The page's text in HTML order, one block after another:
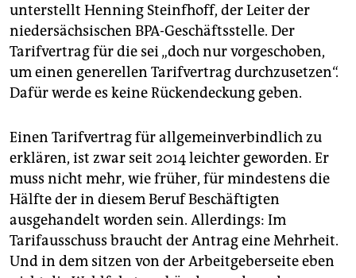
unterstellt Henning Steinfhoff, der Leiter der
niedersächsischen BPA-Geschäftsstelle. Der
Tarifvertrag für die sei „doch nur vorgeschoben,
um einen generellen Tarifvertrag durchzusetzen“.
Dafür werde es keine Rückendeckung geben.
Einen Tarifvertrag für allgemeinverbindlich zu
erklären, ist zwar seit 2014 leichter geworden. Er
muss nicht mehr, wie früher, für mindestens die
Hälfte der in diesem Beruf Beschäftigten
ausgehandelt worden sein. Allerdings: Im
Tarifausschuss braucht der Antrag eine Mehrheit.
Und in dem sitzen von der Arbeitgeberseite eben